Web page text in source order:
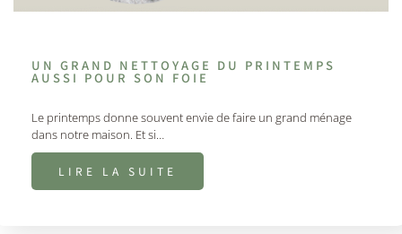
UN GRAND NETTOYAGE DU PRINTEMPS
AUSSI POUR SON FOIE
Le printemps donne souvent envie de faire un grand ménage
dans notre maison. Et si…
LIRE LA SUITE